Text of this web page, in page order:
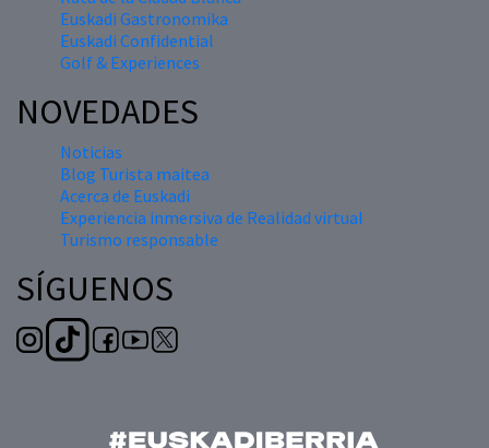
Euskadi Gastronomika
Euskadi Confidential
Golf & Experiences
NOVEDADES
Noticias
Blog Turista maitea
Acerca de Euskadi
Experiencia inmersiva de Realidad virtual
Turismo responsable
SÍGUENOS